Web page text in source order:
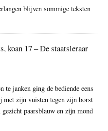
blijven sommige teksten
koan 17 – De staatsleraar
te janken ging de bediende eens
met zijn vuisten tegen zijn borst
paarsblauw en zijn mond